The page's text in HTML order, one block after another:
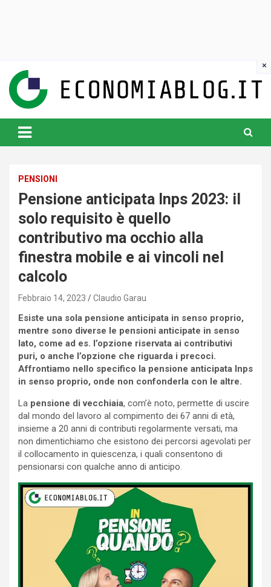
content
www.economiablog.it
PENSIONI
Pensione anticipata Inps 2023: il
solo requisito è quello
contributivo ma occhio alla
finestra mobile e ai vincoli nel
calcolo
Febbraio 14, 2023 Claudio Garau
Esiste una sola pensione anticipata in senso proprio,
mentre sono diverse le pensioni anticipate in senso
lato, come ad es. l’opzione riservata ai contributivi
puri, o anche l’opzione che riguarda i precoci.
Affrontiamo nello specifico la pensione anticipata Inps
in senso proprio, onde non confonderla con le altre.
La pensione di vecchiaia, com’è noto, permette di uscire
dal mondo del lavoro al compimento dei 67 anni di età,
insieme a 20 anni di contributi regolarmente versati, ma
non dimentichiamo che esistono dei percorsi agevolati per
il collocamento in quiescenza, i quali consentono di
pensionarsi con qualche anno di anticipo.